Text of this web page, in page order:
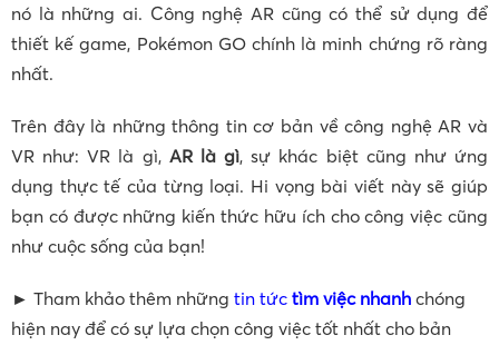
nó là những ai. Công nghệ AR cũng có thể sử dụng để
thiết kế game, Pokémon GO chính là minh chứng rõ ràng
nhất.
Trên đây là những thông tin cơ bản về công nghệ AR và
VR như: VR là gì, AR là gì, sự khác biệt cũng như ứng
dụng thực tế của từng loại. Hi vọng bài viết này sẽ giúp
bạn có được những kiến thức hữu ích cho công việc cũng
như cuộc sống của bạn!
► Tham khảo thêm những tin tức tìm việc nhanh chóng
hiện nay để có sự lựa chọn công việc tốt nhất cho bản